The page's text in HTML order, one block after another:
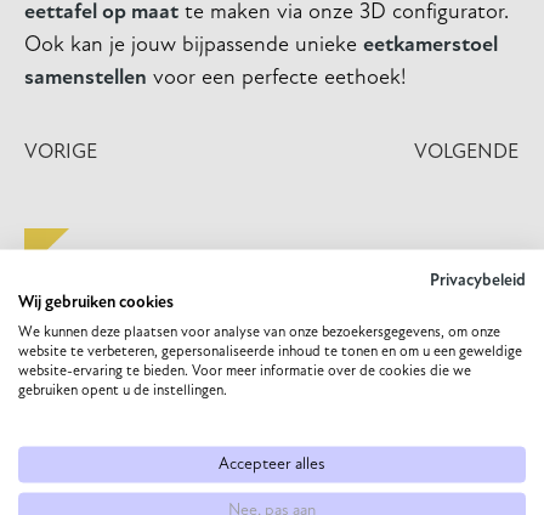
eettafel op maat te maken via onze 3D configurator.
Ook kan je jouw bijpassende unieke eetkamerstoel
samenstellen voor een perfecte eethoek!
VORIGE VOLGENDE
MEER INSPIRATIE VOOR JOU
écht zijn?
De eettafel is vaak het hart van het huis. Het is de plek waar
Privacybeleid
Wij gebruiken cookies
We kunnen deze plaatsen voor analyse van onze bezoekersgegevens, om onze
website te verbeteren, gepersonaliseerde inhoud te tonen en om u een geweldige
website-ervaring te bieden. Voor meer informatie over de cookies die we
gebruiken opent u de instellingen.
Accepteer alles
Nee, pas aan